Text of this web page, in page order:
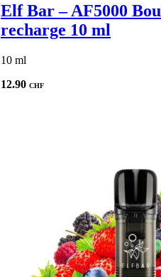
Elf Bar – AF5000
recharge 10 ml
10 ml
12.90 CHF